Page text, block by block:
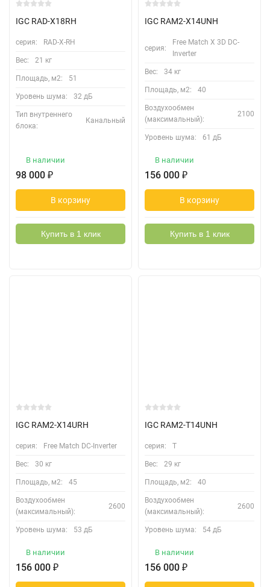
IGC RAD-X18RH
серия: RAD-X-RH
Вес: 21 кг
Площадь, м2: 51
Уровень шума: 32 дБ
Тип внутреннего
блока:
Канальный
В наличии
98 000 ₽
В корзину
Купить в 1 клик
IGC RAM2-X14UNH
серия:
Free Match Х 3D DC-
Inverter
Вес: 34 кг
Площадь, м2: 40
Воздухообмен
(максимальный):
2100
Уровень шума: 61 дБ
В наличии
156 000 ₽
В корзину
Купить в 1 клик
IGC RAM2-X14URH
серия: Free Match DC-Inverter
Вес: 30 кг
Площадь, м2: 45
Воздухообмен
(максимальный):
2600
Уровень шума: 53 дБ
В наличии
156 000 ₽
IGC RAM2-T14UNH
серия: Т
Вес: 29 кг
Площадь, м2: 40
Воздухообмен
(максимальный):
2600
Уровень шума: 54 дБ
В наличии
156 000 ₽